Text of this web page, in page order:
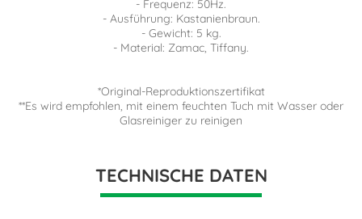
- Frequenz: 50Hz.
- Ausführung: Kastanienbraun.
- Gewicht: 5 kg.
- Material: Zamac, Tiffany.
*Original-Reproduktionszertifikat
**Es wird empfohlen, mit einem feuchten Tuch mit Wasser oder
Glasreiniger zu reinigen
TECHNISCHE DATEN